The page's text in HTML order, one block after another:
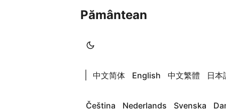
Pământean
中文简体 English 中文繁體 日本
Čeština Nederlands Svenska